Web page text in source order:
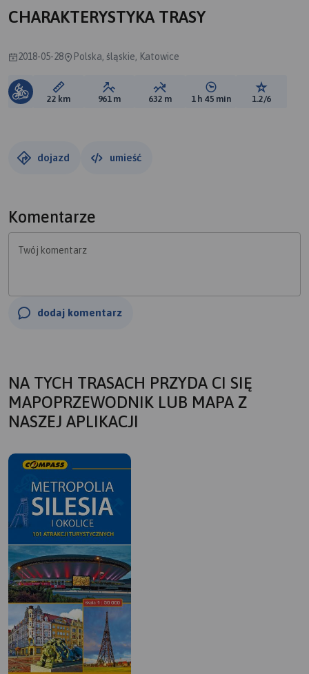
CHARAKTERYSTYKA TRASY
2018-05-28 Polska, śląskie, Katowice
Długość trasy:
22 km Suma przewyższeń:
961 m Suma spadków:
632 m Średni czas potrzebny
1 h 45 min Ocena
1.2/6
dojazd umieść
Komentarze
Twój komentarz
dodaj komentarz
NA TYCH TRASACH PRZYDA CI SIĘ
MAPOPRZEWODNIK LUB MAPA Z
NASZEJ APLIKACJI